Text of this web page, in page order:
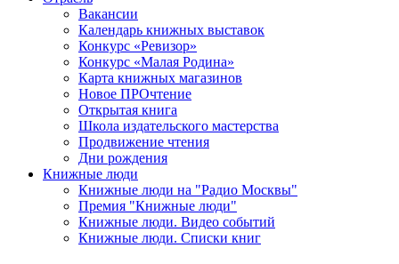
Вакансии
Календарь книжных выставок
Конкурс «Ревизор»
Конкурс «Малая Родина»
Карта книжных магазинов
Новое ПРОчтение
Открытая книга
Школа издательского мастерства
Продвижение чтения
Дни рождения
Книжные люди
Книжные люди на "Радио Москвы"
Премия "Книжные люди"
Книжные люди. Видео событий
Книжные люди. Списки книг